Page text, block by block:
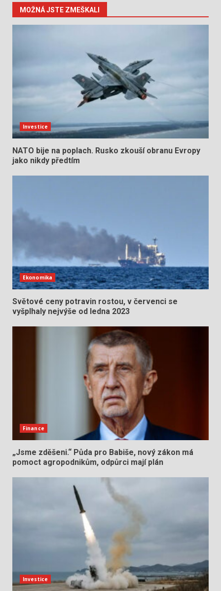
MOŽNÁ JSTE ZMEŠKALI
Investice
NATO bije na poplach. Rusko zkouší obranu Evropy
jako nikdy předtím
Ekonomika
Světové ceny potravin rostou, v červenci se
vyšplhaly nejvýše od ledna 2023
Finance
„Jsme zděšeni.“ Půda pro Babiše, nový zákon má
pomoct agropodnikům, odpůrci mají plán
Investice